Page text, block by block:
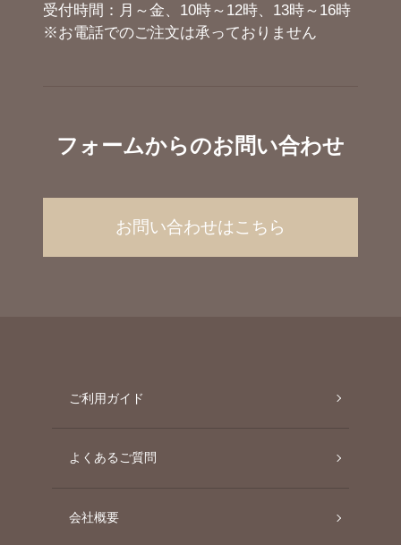
受付時間：月～金、10時～12時、13時～16時
※お電話でのご注文は承っておりません
フォームからのお問い合わせ
お問い合わせはこちら
ご利用ガイド
よくあるご質問
会社概要